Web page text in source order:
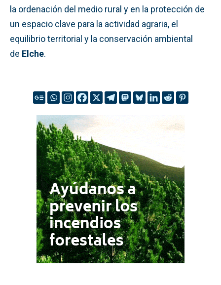
la ordenación del medio rural y en la protección de
un espacio clave para la actividad agraria, el
equilibrio territorial y la conservación ambiental
de Elche.